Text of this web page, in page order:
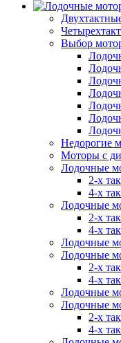
Выбор
Недорогие
Моторы с
Лодочные
2-х
4-х
Лодочные
2-х
4-х
Лодочные
Лодочные
2-х
4-х
Лодочные
Лодочные
2-х
4-х